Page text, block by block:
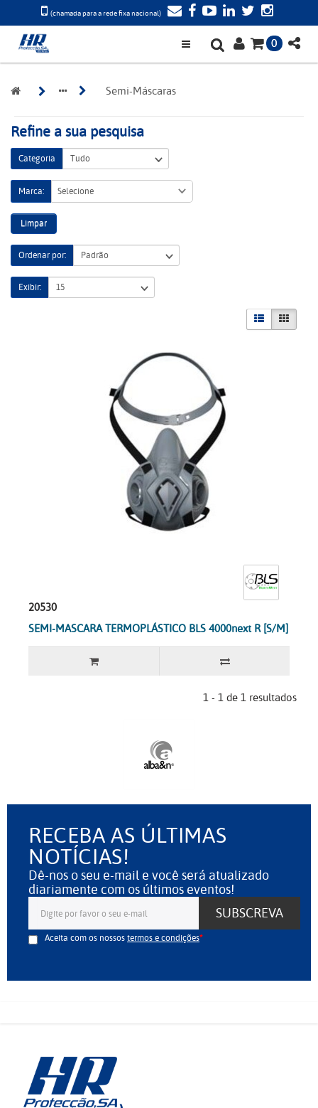
(chamada para a rede fixa nacional)
0
Semi-Máscaras
Refine a sua pesquisa
Categoria
Marca: Selecione
Limpar
Ordenar por:
Exibir:
20530
SEMI-MASCARA TERMOPLÁSTICO BLS 4000next R [S/M]
1 - 1 de 1 resultados
RECEBA AS ÚLTIMAS
NOTÍCIAS!
Dê-nos o seu e-mail e você será atualizado
diariamente com os últimos eventos!
SUBSCREVA
Aceita com os nossostermos e condições